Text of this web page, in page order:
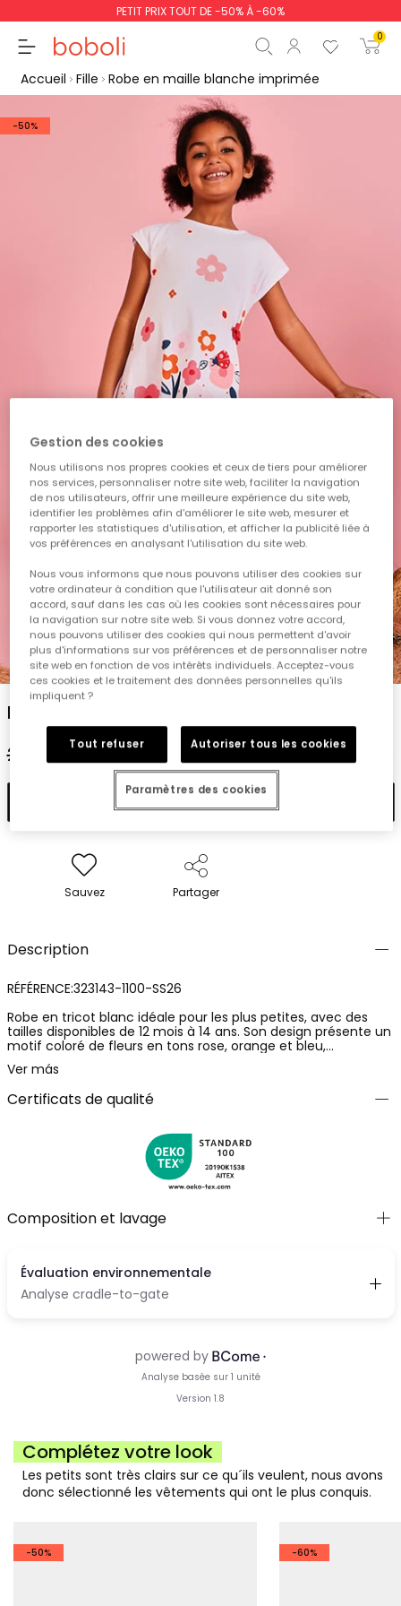
PETIT PRIX TOUT DE -50% À -60%
0
Commencer la
Accueil Fille Robe en maille blanche imprimée
-50%
1 2 3 4 5
Robe en maille blanche imprimée
29,95 € 14,95 €
Sauvez Partager
Description
RÉFÉRENCE:323143-1100-SS26
Robe en tricot blanc idéale pour les plus petites, avec des
tailles disponibles de 12 mois à 14 ans. Son design présente un
motif coloré de fleurs en tons rose, orange et bleu,
accompagné de jolies coccinelles. Le matériau en tricot est
doux et confortable, parfait pour un usage quotidien. Le
détail d'un noeud à la taille ajoute une touche de charme.
Avec un col rond et des manches courtes, c'est une option
Ver más
Certificats de qualité
Composition et lavage
Complétez votre look
Les petits sont très clairs sur ce qu´ils veulent, nous avons
donc sélectionné les vêtements qui ont le plus conquis.
-50% -60%
Gestion des cookies
Nous utilisons nos propres cookies et ceux de tiers pour améliorer
nos services, personnaliser notre site web, faciliter la navigation
de nos utilisateurs, offrir une meilleure expérience du site web,
identifier les problèmes afin d'améliorer le site web, mesurer et
rapporter les statistiques d'utilisation, et afficher la publicité liée à
vos préférences en analysant l'utilisation du site web.
Nous vous informons que nous pouvons utiliser des cookies sur
votre ordinateur à condition que l'utilisateur ait donné son
accord, sauf dans les cas où les cookies sont nécessaires pour
la navigation sur notre site web. Si vous donnez votre accord,
nous pouvons utiliser des cookies qui nous permettent d'avoir
plus d'informations sur vos préférences et de personnaliser notre
site web en fonction de vos intérêts individuels. Acceptez-vous
ces cookies et le traitement des données personnelles qu'ils
impliquent ?
Tout refuser Autoriser tous les cookies
Paramètres des cookies